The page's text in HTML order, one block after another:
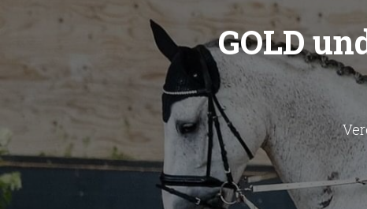
GOLD